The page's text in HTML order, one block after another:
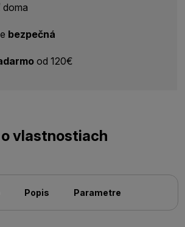
doma
bezpečná
od 120€
vlastnostiach
Popis Parametre